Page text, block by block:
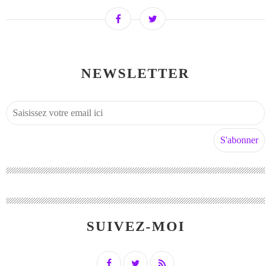
NEWSLETTER
SUIVEZ-MOI